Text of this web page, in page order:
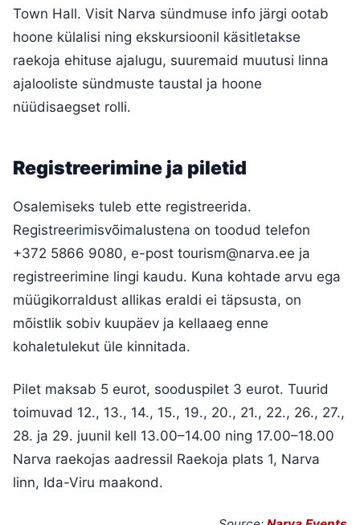
Town Hall. Visit Narva sündmuse info järgi ootab
hoone külalisi ning ekskursioonil käsitletakse
raekoja ehituse ajalugu, suuremaid muutusi linna
ajalooliste sündmuste taustal ja hoone
nüüdisaegset rolli.
Registreerimine ja piletid
Osalemiseks tuleb ette registreerida.
Registreerimisvõimalustena on toodud telefon
+372 5866 9080, e-post tourism@narva.ee ja
registreerimine lingi kaudu. Kuna kohtade arvu ega
müügikorraldust allikas eraldi ei täpsusta, on
mõistlik sobiv kuupäev ja kellaaeg enne
kohaletulekut üle kinnitada.
Pilet maksab 5 eurot, sooduspilet 3 eurot. Tuurid
toimuvad 12., 13., 14., 15., 19., 20., 21., 22., 26., 27.,
28. ja 29. juunil kell 13.00–14.00 ning 17.00–18.00
Narva raekojas aadressil Raekoja plats 1, Narva
linn, Ida-Viru maakond.